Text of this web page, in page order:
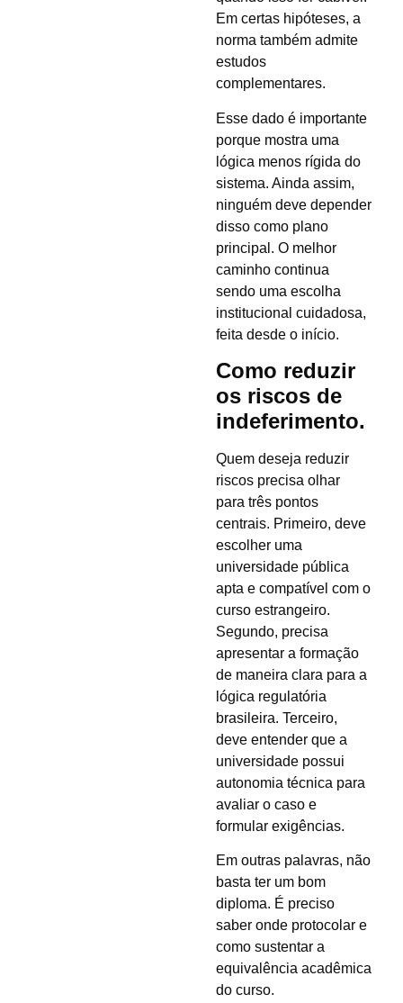
Em certas hipóteses, a
norma também admite
estudos
complementares.
Esse dado é importante
porque mostra uma
lógica menos rígida do
sistema. Ainda assim,
ninguém deve depender
disso como plano
principal. O melhor
caminho continua
sendo uma escolha
institucional cuidadosa,
feita desde o início.
Como reduzir
os riscos de
indeferimento.
Quem deseja reduzir
riscos precisa olhar
para três pontos
centrais. Primeiro, deve
escolher uma
universidade pública
apta e compatível com o
curso estrangeiro.
Segundo, precisa
apresentar a formação
de maneira clara para a
lógica regulatória
brasileira. Terceiro,
deve entender que a
universidade possui
autonomia técnica para
avaliar o caso e
formular exigências.
Em outras palavras, não
basta ter um bom
diploma. É preciso
saber onde protocolar e
como sustentar a
equivalência acadêmica
do curso.